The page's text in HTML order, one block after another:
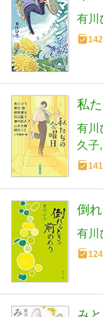
有川
私
有川
久子
倒
有川